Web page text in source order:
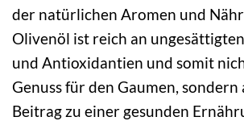
der natürlichen Aromen und
Olivenöl ist reich an
und Antioxidantien und somit
Genuss für den Gaumen, sondern
Beitrag zu einer gesunden